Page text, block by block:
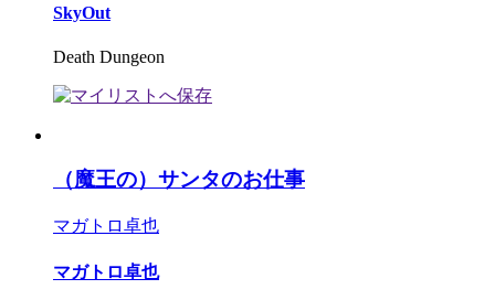
SkyOut
Death Dungeon
（魔王の）サンタのお仕事
マガトロ卓也
マガトロ卓也